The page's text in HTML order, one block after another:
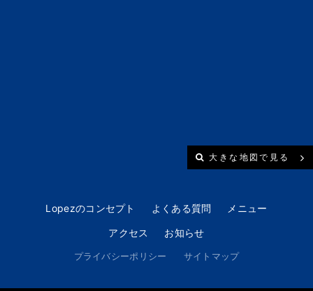
大きな地図で見る
Lopezのコンセプト よくある質問 メニュー
アクセス お知らせ
プライバシーポリシー サイトマップ